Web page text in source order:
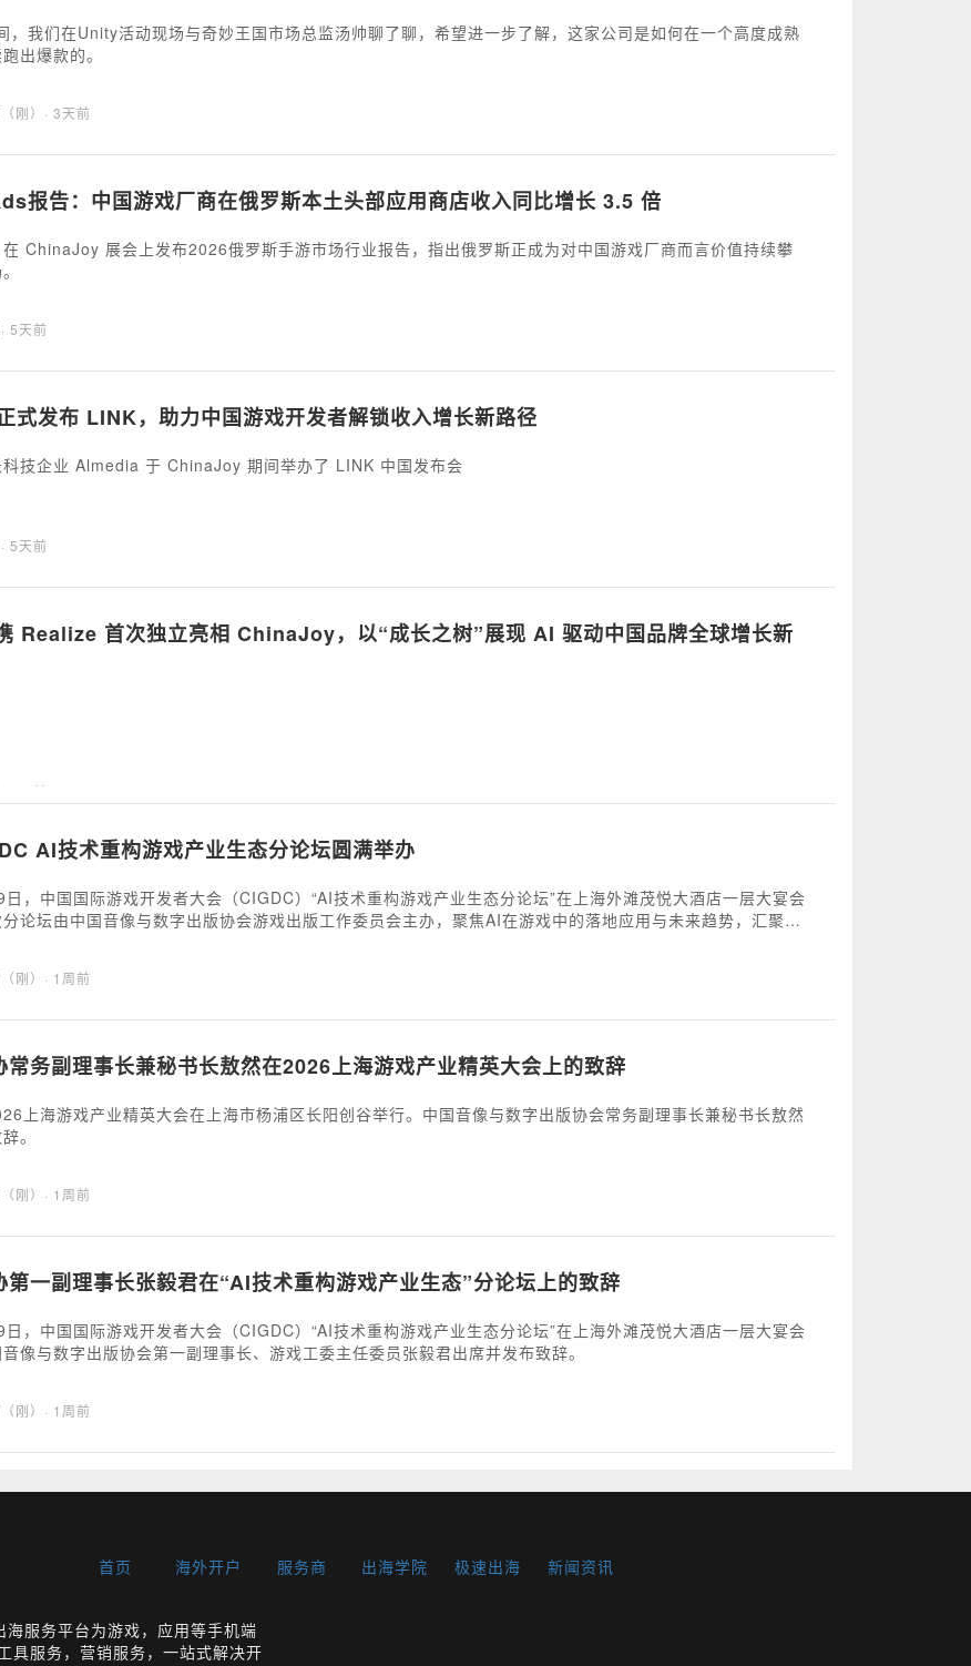
，我们在Unity活动现场与奇妙王国市场总监汤帅聊了聊，希望进一步了解，这家公司是如何在一个高度成熟
出爆款的。
刚） · 3天前
报告：中国游戏厂商在俄罗斯本土头部应用商店收入同比增长 3.5 倍
ChinaJoy 展会上发布2026俄罗斯手游市场行业报告，指出俄罗斯正成为对中国游戏厂商而言价值持续攀
· 5天前
式发布 LINK，助力中国游戏开发者解锁收入增长新路径
科技企业 Almedia 于 ChinaJoy 期间举办了 LINK 中国发布会
· 5天前
Realize 首次独立亮相 ChinaJoy，以“成长之树”展现 AI 驱动中国品牌全球增长新
· 5天前
AI技术重构游戏产业生态分论坛圆满举办
，中国国际游戏开发者大会（CIGDC）“AI技术重构游戏产业生态分论坛”在上海外滩茂悦大酒店一层大宴会
论坛由中国音像与数字出版协会游戏出版工作委员会主办，聚焦AI在游戏中的落地应用与未来趋势，汇聚全
刚） · 1周前
常务副理事长兼秘书长敖然在2026上海游戏产业精英大会上的致辞
上海游戏产业精英大会在上海市杨浦区长阳创谷举行。中国音像与数字出版协会常务副理事长兼秘书长敖然
。
刚） · 1周前
第一副理事长张毅君在“AI技术重构游戏产业生态”分论坛上的致辞
，中国国际游戏开发者大会（CIGDC）“AI技术重构游戏产业生态分论坛”在上海外滩茂悦大酒店一层大宴会
像与数字出版协会第一副理事长、游戏工委主任委员张毅君出席并发布致辞。
刚） · 1周前
首页 海外开户 服务商 出海学院 极速出海 新闻资讯
服务平台为游戏，应用等手机端
具服务，营销服务，一站式解决开